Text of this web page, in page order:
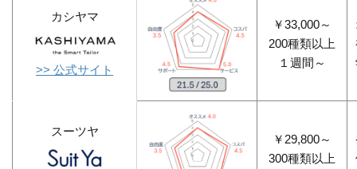
カシヤマ
>> 公式サイト
￥33,000～
200種類以上
１週間～
スーツヤ
￥29,800～
300種類以上